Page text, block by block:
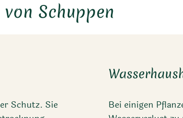
Schuppen
Schutz. Sie
Bei einigen